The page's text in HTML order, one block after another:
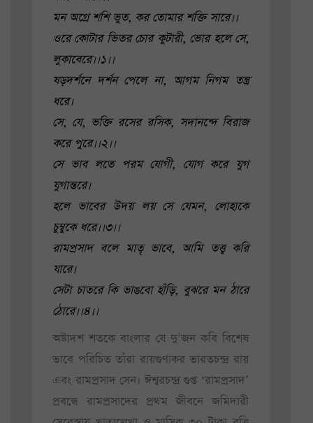
মন অগ্রে শশি ভুত, কর তোমার শক্তি সারে।।
ওরে কোটার ভিতর চোর কুটারী, ভোর হলে সে,
লুকাবেরে।।১।।
ষড়দর্শনে দর্শন পেলে না, আগম নিগম তন্ত্র
ধরে।
সে, যে, ভক্তি রসের রসিক, সদানন্দে বিরাজ
করে পুরে।।২।।
সে ভাব লতে পরম যোগী, যোগ করে যুগ
যুগান্তরে।
হলে ভাবের উদয় লয় সে যেমন, লোহাকে
চুম্বুকে ধরে।।৩।।
রামপ্রসাদ বলে মাতৃ ভাবে, আমি তত্ত্ব করি
যারে।
সেটা চাতরে কি ভাঙবো হাঁড়ি, বুঝরে মন ঠারে
ঠোরে।।৪।।
অষ্টাদশ শতকে বাংলার যে দু’জন কবি বিশেষ
ভাবে পরিচিত তাঁরা রায়গুণাকর ভারতচন্দ্র রায়
এবং রামপ্রসাদ সেন। ঈশ্বরচন্দ্র গুপ্ত ‘রামপ্রসাদ’
প্রবন্ধে রামপ্রসাদের প্রথম জীবনে জমিদারী